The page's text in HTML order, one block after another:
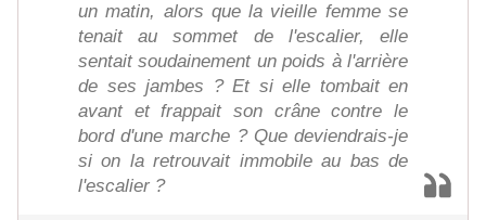
un matin, alors que la vieille femme se
tenait au sommet de l'escalier, elle
sentait soudainement un poids à l'arrière
de ses jambes ? Et si elle tombait en
avant et frappait son crâne contre le
bord d'une marche ? Que deviendrais-je
si on la retrouvait immobile au bas de
l'escalier ?